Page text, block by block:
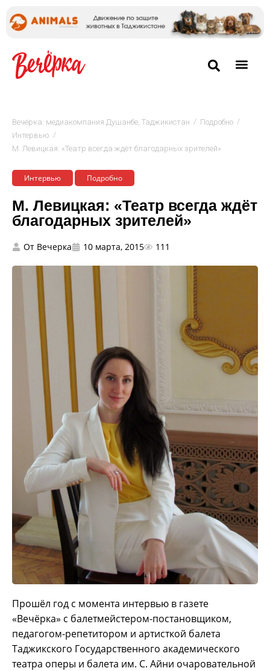
Вечёрка: медиакомпания Душанбе, Таджикистан / Подробно /
Интервью /
М. Левицкая: «Театр всегда ждёт благодарных зрителей»
Интервью Подробно
М. Левицкая: «Театр всегда ждёт
благодарных зрителей»
От Вечерка 10 марта, 2015 111
Прошёл год с момента интервью в газете
«Вечёрка» с балетмейстером-постановщиком,
педагогом-репетитором и артисткой балета
Таджикского Государственного академического
театра оперы и балета им. С. Айни очаровательной